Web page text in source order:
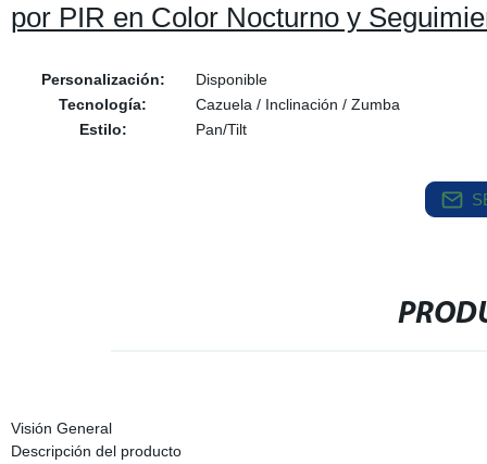
por PIR en Color Nocturno y
Personalización:
Disponible
Tecnología:
Cazuela / Inclinación / Zumba
Estilo:
Pan/Tilt
Visión General
Descripción del producto